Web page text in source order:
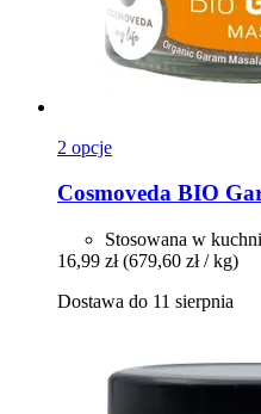
2 opcje
Cosmoveda BIO
Stosowana w
16,99 zł (679,60 zł / kg)
Dostawa do 11 sierpnia